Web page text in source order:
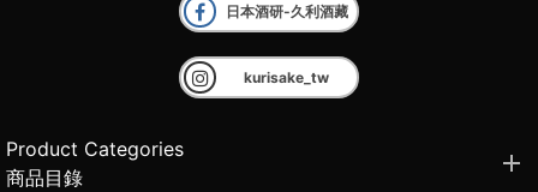
日本酒研-久利酒藏
kurisake_tw
Product Categories
商品目錄